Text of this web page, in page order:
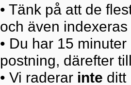
• Tänk på att de
och även
• Du har 15
postning, därefter
• Vi raderar inte ditt